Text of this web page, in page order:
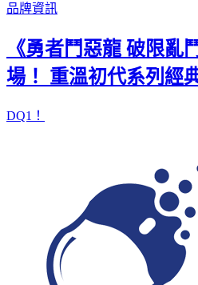
品牌資訊
《勇者鬥惡龍 破限亂
場！ 重溫初代系列經
DQ1！